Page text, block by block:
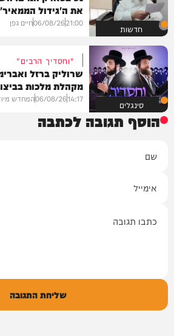
חדשות
את ה'גידול הממאיר'
21:00
06/08/26חיים גפן
סינגלים
"וחסדיך הרבים"
שרוליק ברזל
מקהלת מלכות
14:17
06/08/26המחדש
הוסף תגובה לכתבה
שליחת התגובה